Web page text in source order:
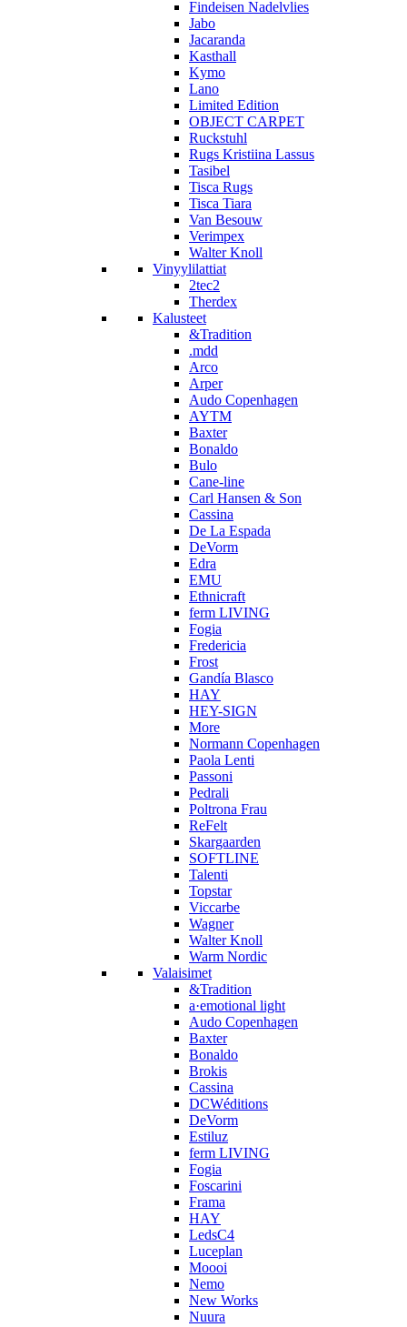
Findeisen Nadelvlies
Jabo
Jacaranda
Kasthall
Kymo
Lano
Limited Edition
OBJECT CARPET
Ruckstuhl
Rugs Kristiina Lassus
Tasibel
Tisca Rugs
Tisca Tiara
Van Besouw
Verimpex
Walter Knoll
Vinyylilattiat
2tec2
Therdex
Kalusteet
&Tradition
.mdd
Arco
Arper
Audo Copenhagen
AYTM
Baxter
Bonaldo
Bulo
Cane-line
Carl Hansen & Son
Cassina
De La Espada
DeVorm
Edra
EMU
Ethnicraft
ferm LIVING
Fogia
Fredericia
Frost
Gandía Blasco
HAY
HEY-SIGN
More
Normann Copenhagen
Paola Lenti
Passoni
Pedrali
Poltrona Frau
ReFelt
Skargaarden
SOFTLINE
Talenti
Topstar
Viccarbe
Wagner
Walter Knoll
Warm Nordic
Valaisimet
&Tradition
a·emotional light
Audo Copenhagen
Baxter
Bonaldo
Brokis
Cassina
DCWéditions
DeVorm
Estiluz
ferm LIVING
Fogia
Foscarini
Frama
HAY
LedsC4
Luceplan
Moooi
Nemo
New Works
Nuura